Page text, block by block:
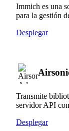
Immich es una
para la gestión
Desplegar
Transmite
servidor API
Desplegar